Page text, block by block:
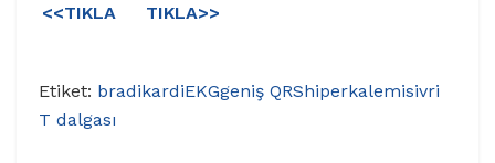
<<TIKLA
TIKLA>>
Etiket: bradikardiEKGgeniş QRShiperkalemisivri
T dalgası